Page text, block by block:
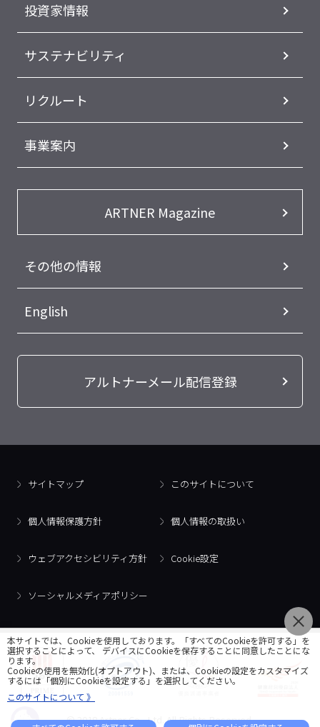
投資家情報
サステナビリティ
リクルート
事業案内
ARTNER Magazine
その他の情報
English
アルトナーメール配信登録
サイトマップ このサイトについて
個人情報保護方針 個人情報の取扱い
ウェブアクセシビリティ方針 Cookie設定
ソーシャルメディアポリシー
© 2018 Artner Co., Ltd. All Rights Reserved.
本サイトでは、Cookieを使用しております。「すべてのCookieを許可する」を
選択することによって、 デバイスにCookieを保存することに同意したことにな
ります。
Cookieの使用を無効化(オプトアウト)、または、Cookieの設定をカスタマイズ
するには「個別にCookieを設定する」を選択してください。
このサイトについて 》